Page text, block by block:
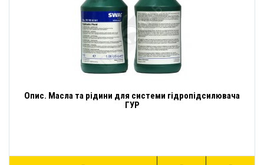
Опис. Масла та рідини для системи гідропідсилювача
ГУР